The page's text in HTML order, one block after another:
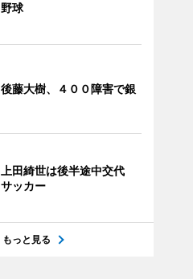
野球
後藤大樹、４００障害で銀
上田綺世は後半途中交代
サッカー
もっと見る